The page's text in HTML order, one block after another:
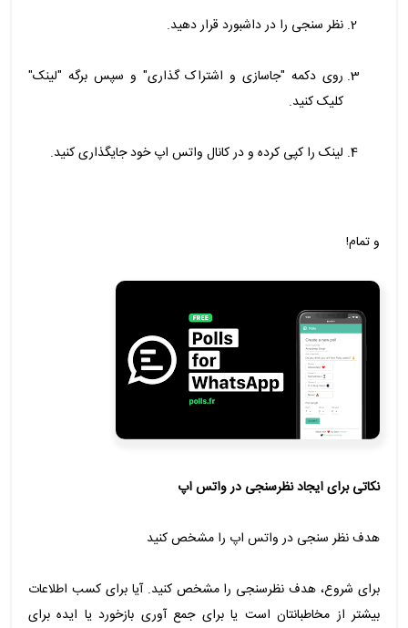
نظر سنجی را در داشبورد قرار دهید.
روی دکمه "جاسازی و اشتراک گذاری" و سپس برگه "لینک"
کلیک کنید.
لینک را کپی کرده و در کانال واتس اپ خود جایگذاری کنید.
و تمام!
نکاتی برای ایجاد نظرسنجی در واتس اپ
هدف نظر سنجی در واتس اپ را مشخص کنید
برای شروع، هدف نظرسنجی را مشخص کنید. آیا برای کسب اطلاعات
بیشتر از مخاطبانتان است یا برای جمع آوری بازخورد یا ایده برای